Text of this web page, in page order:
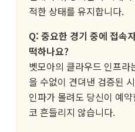
적한 상태를 유지합니다.
Q: 중요한 경기 중에 접속
떡하나요?
벳모아의 클라우드 인프
을 수없이 견뎌낸 검증된
인파가 몰려도 당신이 예
코 흔들리지 않습니다.